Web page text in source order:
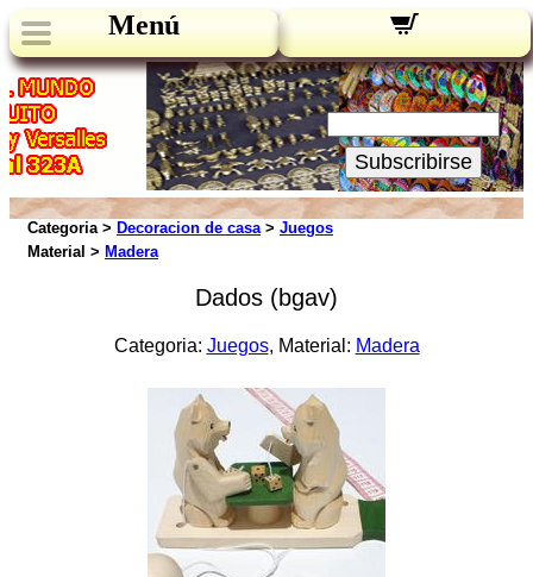
Menú
Novedades:
Su Email:
Subscribirse
Categoria > Decoracion de casa> Juegos
Material > Madera
Dados (bgav)
Categoria: Juegos, Material: Madera